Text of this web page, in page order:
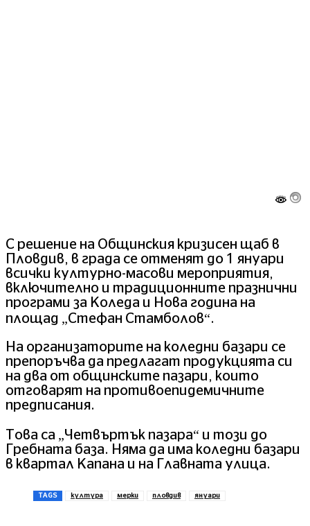
С решение на Общинския кризисен щаб в
Пловдив, в града се отменят до 1 януари
всички културно-масови мероприятия,
включително и традиционните празнични
програми за Коледа и Нова година на
площад „Стефан Стамболов“.
На организаторите на коледни базари се
препоръчва да предлагат продукцията си
на два от общинските пазари, които
отговарят на противоепидемичните
предписания.
Това са „Четвъртък пазара“ и този до
Гребната база. Няма да има коледни базари
в квартал Капана и на Главната улица.
TAGS култура мерки пловдив януари